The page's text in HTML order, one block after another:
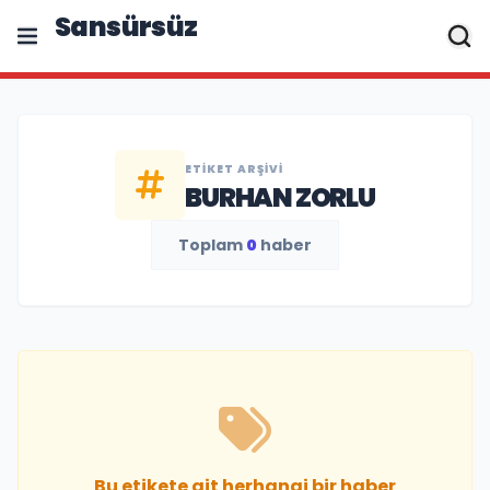
Sansürsüz
ETIKET ARŞIVI
BURHAN ZORLU
Toplam 0 haber